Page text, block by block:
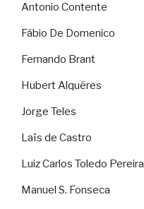
Antonio Contente
Fábio De Domenico
Fernando Brant
Hubert Alquéres
Jorge Teles
Laïs de Castro
Luiz Carlos Toledo Pereira
Manuel S. Fonseca